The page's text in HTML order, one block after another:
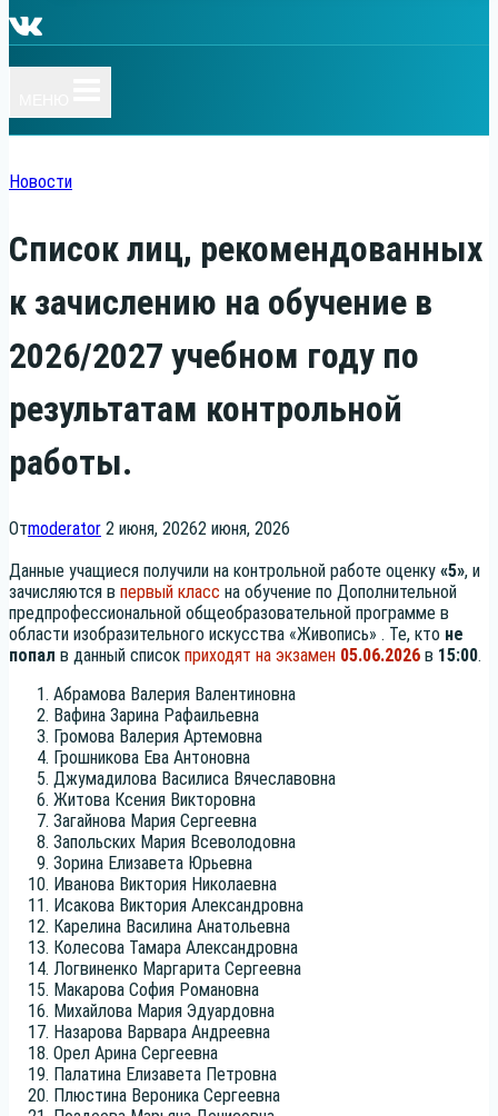
Новости
Список лиц, рекомендованных
к зачислению на обучение в
2026/2027 учебном году по
результатам контрольной
работы.
Отmoderator 2 июня, 20262 июня, 2026
Дан­ные уча­щи­е­ся полу­чи­ли на кон­троль­ной рабо­те оцен­ку «5», и
зачис­ля­ют­ся в пер­вый класс на обу­че­ние по Допол­ни­тель­ной
пред­про­фес­си­о­наль­ной обще­об­ра­зо­ва­тель­ной про­грам­ме в
обла­сти изоб­ра­зи­тель­но­го искус­ства «Живо­пись» . Те, кто не
попал в дан­ный спи­сок при­хо­дят на экза­мен 05.06.2026 в 15:00.
Абра­мо­ва Вале­рия Валентиновна
Вафи­на Зари­на Рафаильевна
Гро­мо­ва Вале­рия Артемовна
Грош­ни­ко­ва Ева Антоновна
Джу­ма­ди­ло­ва Васи­ли­са Вячеславовна
Жито­ва Ксе­ния Викторовна
Загай­но­ва Мария Сергеевна
Заполь­ских Мария Всеволодовна
Зори­на Ели­за­ве­та Юрьевна
Ива­но­ва Вик­то­рия Николаевна
Иса­ко­ва Вик­то­рия Александровна
Каре­ли­на Васи­ли­на Анатольевна
Коле­со­ва Тама­ра Александровна
Логви­нен­ко Мар­га­ри­та Сергеевна
Мака­ро­ва София Романовна
Михай­ло­ва Мария Эдуардовна
Наза­ро­ва Вар­ва­ра Андреевна
Орел Ари­на Сергеевна
Пала­ти­на Ели­за­ве­та Петровна
Плю­сти­на Веро­ни­ка Сергеевна